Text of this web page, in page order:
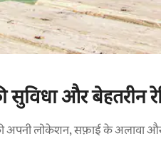
सुविधा और बेहतरीन
अपनी लोकेशन, सफ़ाई के अलावा और